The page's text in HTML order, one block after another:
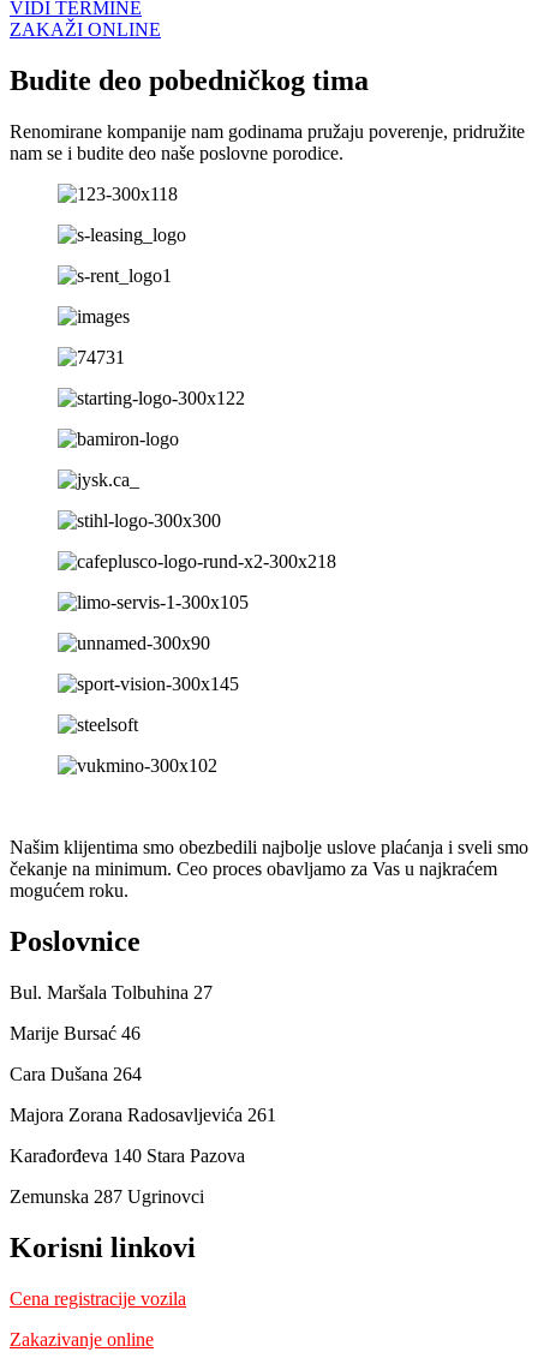
VIDI TERMINE
ZAKAŽI ONLINE
Budite deo pobedničkog tima
Renomirane kompanije nam godinama pružaju poverenje, pridružite
nam se i budite deo naše poslovne porodice.
Našim klijentima smo obezbedili najbolje uslove plaćanja i sveli smo
čekanje na minimum. Ceo proces obavljamo za Vas u najkraćem
mogućem roku.
Poslovnice
Bul. Maršala Tolbuhina 27
Marije Bursać 46
Cara Dušana 264
Majora Zorana Radosavljevića 261
Karađorđeva 140 Stara Pazova
Zemunska 287 Ugrinovci
Korisni linkovi
Cena registracije vozila
Zakazivanje online